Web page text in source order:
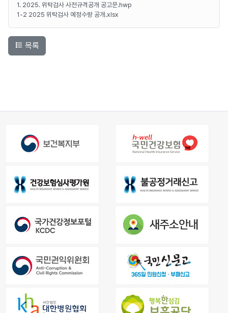
1. 2025. 위탁검사 사전규격공개 공고문.hwp
1-2 2025 위탁검사 예정수량 공개.xlsx
목록